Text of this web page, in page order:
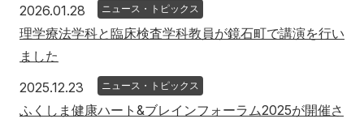
2026.01.28 2026年1月28日
ニュース・トピックス
理学療法学科と臨床検査学科教員が鏡石町で講演を行い
ました
2025.12.23 2025年12月23日
ニュース・トピックス
ふくしま健康ハート&ブレインフォーラム2025が開催さ